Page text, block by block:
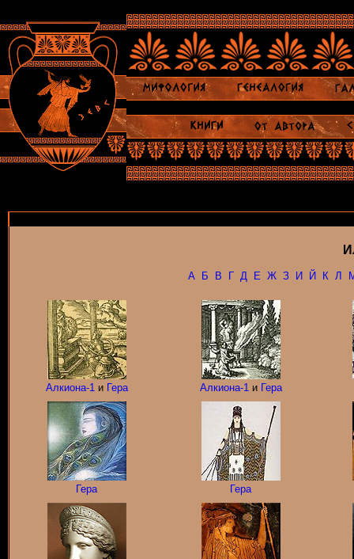
А Б В Г Д Е Ж З И Й К Л
Алкиона-1и Гера Алкиона-1и Гера
Гера Гера